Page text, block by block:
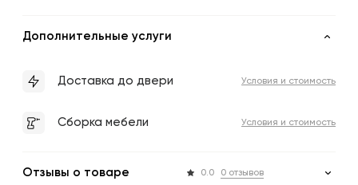
Дополнительные услуги
Доставка до двери Условия и стоимость
Сборка мебели Условия и стоимость
Отзывы о товаре 0.0 0 отзывов